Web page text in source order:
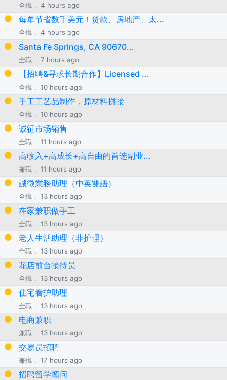
全職， 4 hours ago
每单节省数千美元！贷款、房地产、太...
全職， 4 hours ago
Santa Fe Springs, CA 90670...
全職， 7 hours ago
【招聘&寻求长期合作】Licensed ...
全職， 10 hours ago
手工工艺品制作，原材料拼接
全職， 10 hours ago
诚征市场销售
全職， 11 hours ago
高收入+高成长+高自由的首选副业...
兼職， 11 hours ago
誠徵業務助理（中英雙語）
全職， 13 hours ago
在家兼职做手工
全職， 13 hours ago
老人生活助理（非护理）
全職， 13 hours ago
花店前台接待员
全職， 13 hours ago
住宅看护助理
全職， 13 hours ago
电商兼职
兼職， 13 hours ago
交易员招聘
兼職， 17 hours ago
招聘留学顾问